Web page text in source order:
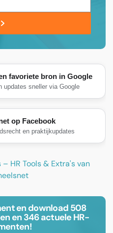
favoriete bron in Google
updates sneller via Google
op Facebook
en praktijkupdates
en download 508
en 346 actuele HR-